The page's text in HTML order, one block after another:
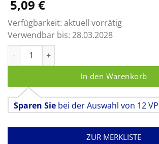
5,09 €
Verfügbarkeit: aktuell vorrätig
Verwendbar bis: 28.03.2028
In den Warenkorb
Sparen Sie bei der Auswahl von 12
ZUR MERKLISTE